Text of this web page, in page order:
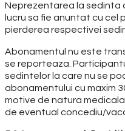
Neprezentarea la sedinta
lucru sa fie anuntat cu cel
pierderea respectivei
Abonamentul nu este
se reporteaza.
sedintelor la care nu se
abonamentului cu maxim
motive de natura
de eventual concediu/